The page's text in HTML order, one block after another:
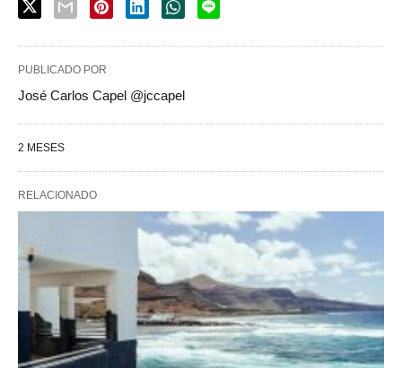
PUBLICADO POR
José Carlos Capel @jccapel
2 MESES
RELACIONADO